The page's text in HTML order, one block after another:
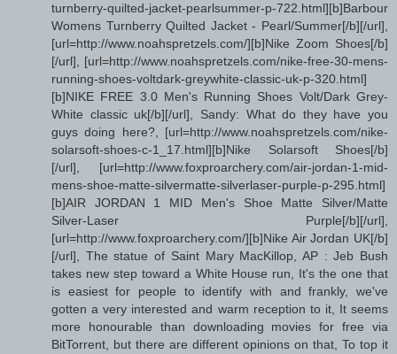
turnberry-quilted-jacket-pearlsummer-p-722.html][b]Barbour
Womens Turnberry Quilted Jacket - Pearl/Summer[/b][/url],
[url=http://www.noahspretzels.com/][b]Nike Zoom Shoes[/b]
[/url], [url=http://www.noahspretzels.com/nike-free-30-mens-
running-shoes-voltdark-greywhite-classic-uk-p-320.html]
[b]NIKE FREE 3.0 Men's Running Shoes Volt/Dark Grey-
White classic uk[/b][/url], Sandy: What do they have you
guys doing here?, [url=http://www.noahspretzels.com/nike-
solarsoft-shoes-c-1_17.html][b]Nike Solarsoft Shoes[/b]
[/url], [url=http://www.foxproarchery.com/air-jordan-1-mid-
mens-shoe-matte-silvermatte-silverlaser-purple-p-295.html]
[b]AIR JORDAN 1 MID Men's Shoe Matte Silver/Matte
Silver-Laser Purple[/b][/url],
[url=http://www.foxproarchery.com/][b]Nike Air Jordan UK[/b]
[/url], The statue of Saint Mary MacKillop, AP : Jeb Bush
takes new step toward a White House run, It's the one that
is easiest for people to identify with and frankly, we've
gotten a very interested and warm reception to it, It seems
more honourable than downloading movies for free via
BitTorrent, but there are different opinions on that, To top it